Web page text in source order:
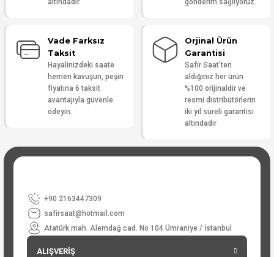
altındadır.
gönderim sağlıyoruz.
Vade Farksız
Taksit
Hayalinizdeki saate
hemen kavuşun, peşin
fiyatına 6 taksit
avantajıyla güvenle
ödeyin.
Orjinal Ürün
Garantisi
Safir Saat'ten
aldığınız her ürün
%100 orijinaldir ve
resmi distribütörlerin
iki yıl süreli garantisi
altındadır
+90 2163447309
safirsaat@hotmail.com
Atatürk mah. Alemdağ cad. No 104 Ümraniye / İstanbul
ALIŞVERİŞ